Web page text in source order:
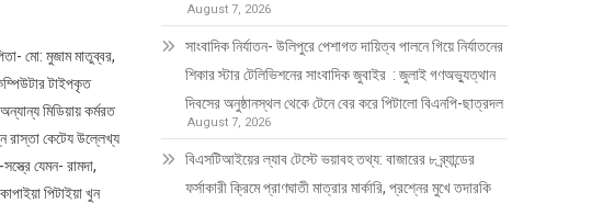
মো: মুজাম মাতুব্বর,
টাইপকৃত
মিডিয়ায় কর্মরত
রাস্তা কেটেয উল্লেখ্য
যেমন- রামদা,
পিটাইয়া খুন
August 7, 2026
সাংবাদিক নির্যাতন- উলিপুরে পেশাগত দায়িত্ব পালনে গিয়ে নির্যাতনের
শিকার স্টার টেলিভিশনের সাংবাদিক জুবাইর : জুলাই গণঅভ্যুত্থান
দিবসের অনুষ্ঠানস্থল থেকে টেনে বের করে পিটালো বিএনপি-ছাত্রদল
August 7, 2026
বিএসটিআইয়ের ল্যাব টেস্টে ভয়াবহ তথ্য: বাজারের ৮ ব্র্যান্ডের
ফর্সাকারী ক্রিমে প্রাণঘাতী মাত্রার মার্কারি, প্রশ্নের মুখে তদারকি